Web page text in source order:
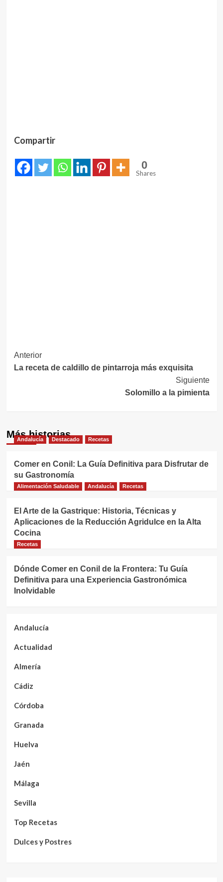
Compartir
0
Shares
Navegación
de
Anterior
La receta de caldillo de pintarroja más exquisita
Siguiente
Solomillo a la pimienta
Más historias
Andalucía Destacado Recetas
Comer en Conil: La Guía Definitiva para Disfrutar de
su Gastronomía
Alimentación Saludable Andalucía Recetas
El Arte de la Gastrique: Historia, Técnicas y
Aplicaciones de la Reducción Agridulce en la Alta
Cocina
Recetas
Dónde Comer en Conil de la Frontera: Tu Guía
Definitiva para una Experiencia Gastronómica
Inolvidable
Andalucía
Actualidad
Almería
Cádiz
Córdoba
Granada
Huelva
Jaén
Málaga
Sevilla
Top Recetas
Dulces y Postres